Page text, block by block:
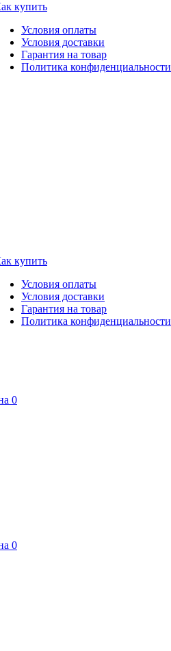
купить
Условия оплаты
Условия доставки
Гарантия на товар
Политика конфиденциальности
купить
Условия оплаты
Условия доставки
Гарантия на товар
Политика конфиденциальности
0
0